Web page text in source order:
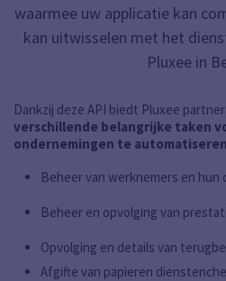
waarmee uw applicatie kan
kan uitwisselen met het
Pluxee in
Dankzij deze API biedt Pluxee
verschillende belangrijke taken
ondernemingen te automatiseren
Beheer van werknemers en
Beheer en opvolging van
Opvolging en details van
Afgifte van papieren